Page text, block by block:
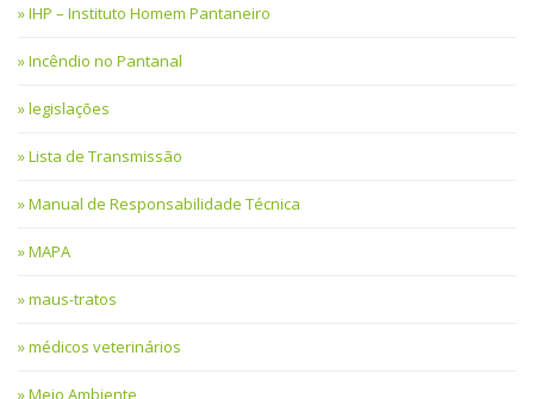
IHP – Instituto Homem Pantaneiro
Incêndio no Pantanal
legislações
Lista de Transmissão
Manual de Responsabilidade Técnica
MAPA
maus-tratos
médicos veterinários
Meio Ambiente